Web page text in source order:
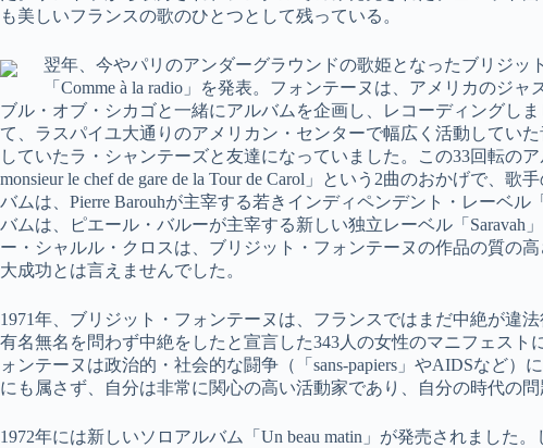
も美しいフランスの歌のひとつとして残っている。
翌年、今やパリのアンダーグラウンドの歌姫となったブリジッ
「Comme à la radio」を発表。フォンテーヌは、アメリカのジ
ブル・オブ・シカゴと一緒にアルバムを企画し、レコーディングし
て、ラスパイユ大通りのアメリカン・センターで幅広く活動してい
していたラ・シャンテーズと友達になっていました。この33回転のア
monsieur le chef de gare de la Tour de Carol」という2曲のおかげで、
バムは、Pierre Barouhが主宰する若きインディペンデント・レーベル
バムは、ピエール・バルーが主宰する新しい独立レーベル「Saravah
ー・シャルル・クロスは、ブリジット・フォンテーヌの作品の質の
大成功とは言えませんでした。
1971年、ブリジット・フォンテーヌは、フランスではまだ中絶が違
有名無名を問わず中絶をしたと宣言した343人の女性のマニフェスト
ォンテーヌは政治的・社会的な闘争（「sans-papiers」やAIDSなど
にも属さず、自分は非常に関心の高い活動家であり、自分の時代の
1972年には新しいソロアルバム「Un beau matin」が発売されました